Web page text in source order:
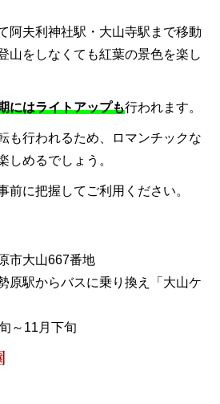
阿夫利神社駅・大山寺駅まで移動
山をしなくても紅葉の景色を楽し
にはライトアップも行われます。
も行われるため、ロマンチックな
しめるでしょう。
前に把握してご利用ください。
市大山667番地
原駅からバスに乗り換え「大山ケ
～11月下旬